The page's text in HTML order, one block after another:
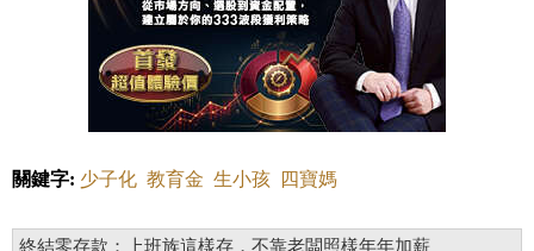
關鍵字: 少子化 教育金 生小孩 四寶媽
終結零存款：上班族這樣存，不靠老闆照樣年年加薪